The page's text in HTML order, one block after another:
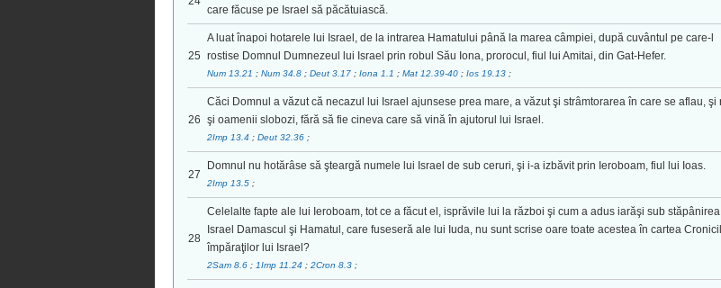
care făcuse pe Israel să păcătuiască.
25
A luat înapoi hotarele lui Israel, de la intrarea Hamatului până la marea câmpiei, după cuvântul pe care-l
rostise Domnul Dumnezeul lui Israel prin robul Său Iona, prorocul, fiul lui Amitai, din Gat-Hefer.
Num 13.21 ; Num 34.8 ; Deut 3.17 ; Iona 1.1 ; Mat 12.39-40 ; Ios 19.13 ;
26
Căci Domnul a văzut că necazul lui Israel ajunsese prea mare, a văzut şi strâmtorarea în care se aflau, şi
şi oamenii slobozi, fără să fie cineva care să vină în ajutorul lui Israel.
2Imp 13.4 ; Deut 32.36 ;
27
Domnul nu hotărâse să şteargă numele lui Israel de sub ceruri, şi i-a izbăvit prin Ieroboam, fiul lui Ioas.
2Imp 13.5 ;
28
Celelalte fapte ale lui Ieroboam, tot ce a făcut el, isprăvile lui la război şi cum a adus iarăşi sub
Israel Damascul şi Hamatul, care fuseseră ale lui Iuda, nu sunt scrise oare toate acestea în cartea
împăraţilor lui Israel?
2Sam 8.6 ; 1Imp 11.24 ; 2Cron 8.3 ;